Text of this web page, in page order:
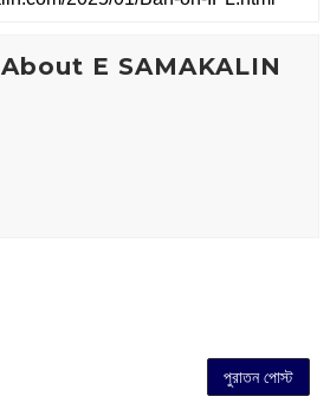
About E SAMAKALIN
পুরাতন পোস্ট